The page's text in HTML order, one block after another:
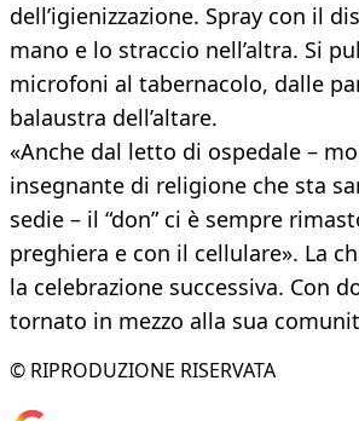
dell’igienizzazione. Spray con il
mano e lo straccio nell’altra. Si
microfoni al tabernacolo, dalle
balaustra dell’altare.
«Anche dal letto di ospedale –
insegnante di religione che sta
sedie – il “don” ci è sempre
preghiera e con il cellulare». La
la celebrazione successiva. Con
tornato in mezzo alla sua
© RIPRODUZIONE RISERVATA